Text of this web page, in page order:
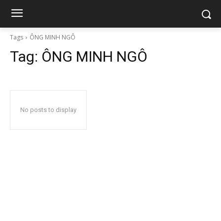
Tags ÔNG MINH NGÔ
Tag: ÔNG MINH NGÔ
No posts to display